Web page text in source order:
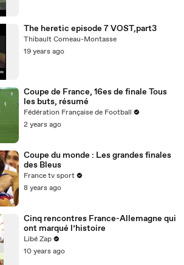
The heretic episode 7 VOST,part3
Thibault Comeau-Montasse
19 years ago
Coupe de France, 16es de finale Tous
les buts, résumé
Fédération Française de Football
2 years ago
Coupe du monde : Les grandes finales
des Bleus
France tv sport
8 years ago
Cinq rencontres France-Allemagne qui
ont marqué l’histoire
Libé Zap
10 years ago